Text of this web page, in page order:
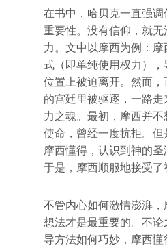
在书中，哈贝克一直强
重要性。没有信仰，就
力。文中以摩西为例：
式（即单纯使用权力）
位置上被迫离开。然而
的宫廷里被驱逐，一路
力之魂。最初，摩西并
使命，曾经一度抗拒。
摩西懂得，认识到神的圣
于是，摩西顺服地接受了
不管内心如何激情澎湃
想法才是最重要的。不
导方法如何巧妙，摩西